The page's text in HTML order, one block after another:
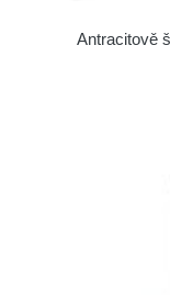
Antracitově